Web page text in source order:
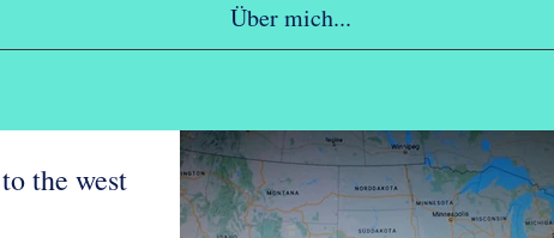
Über mich...
the west